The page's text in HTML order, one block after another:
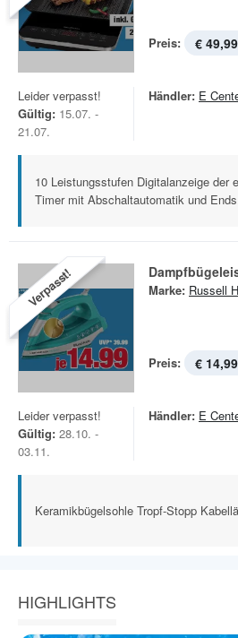
Preis: € 49,99
Leider verpasst!
Gültig: 15.07. -
21.07.
Händler: E
10 Leistungsstufen Digitalanzeige der
Timer mit Abschaltautomatik und
Verpasst! Marke: Russell
Preis: € 14,99
Leider verpasst!
Gültig: 28.10. -
03.11.
Händler: E
Keramikbügelsohle Tropf-Stopp
HIGHLIGHTS